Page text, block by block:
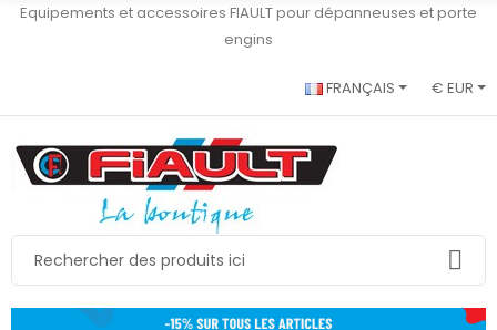
Equipements et accessoires FIAULT pour dépanneuses et porte
engins
FRANÇAIS € EUR